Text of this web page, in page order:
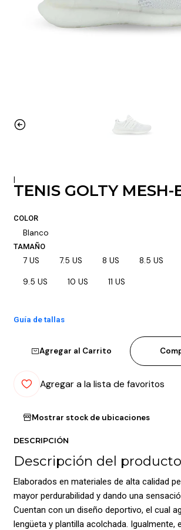
|
TENIS GOLTY MESH-
COLOR
Blanco
TAMAÑO
7 US 7.5 US 8 US 8.5 US
9.5 US 10 US 11 US
Guía de tallas
Agregar al Carrito
Agregar a la lista de favoritos
Mostrar stock de ubicaciones
DESCRIPCIÓN
Descripción del producto
Elaborados en materiales de alta calidad
mayor perdurabilidad y dando una
Cuentan con un diseño deportivo, el cual
lengüeta y plantilla acolchada. Igualmente,